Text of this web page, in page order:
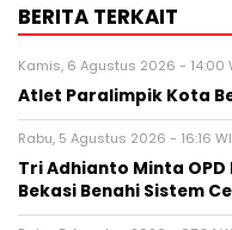
BERITA TERKAIT
Kamis, 6 Agustus 2026 - 14:00
Atlet Paralimpik Kota
Rabu, 5 Agustus 2026 - 16:16
Tri Adhianto Minta
Bekasi Benahi Sistem